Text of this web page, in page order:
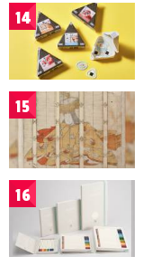
14
15
16